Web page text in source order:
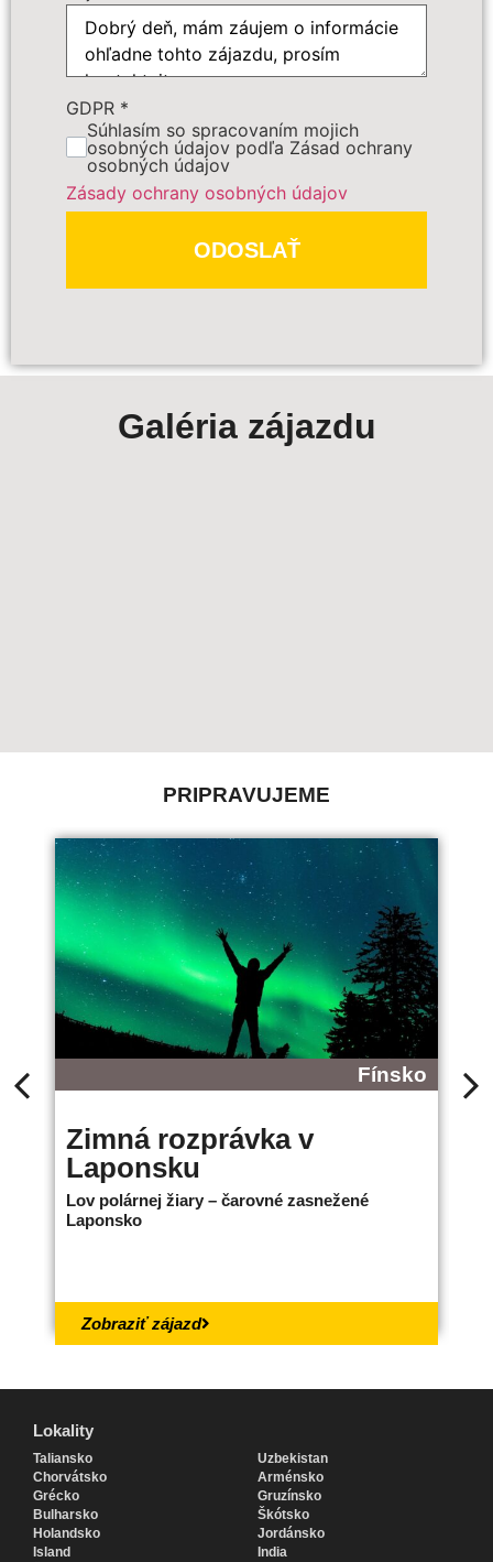
GDPR *
Súhlasím so spracovaním mojich
osobných údajov podľa Zásad ochrany
osobných údajov
Zásady ochrany osobných údajov
ODOSLAŤ
r.
Počet osôb*
Cena zájazdu
Dôležité:
PREDBEŽNE OBJEDNAŤ
Galéria zájazdu
PRIPRAVUJEME
Fínsko
Zimná rozprávka v
Laponsku
Lov polárnej žiary – čarovné zasnežené
Laponsko
Zobraziť zájazd
Lokality
Taliansko
Chorvátsko
Grécko
Bulharsko
Holandsko
Island
Uzbekistan
Arménsko
Gruzínsko
Škótsko
Jordánsko
India